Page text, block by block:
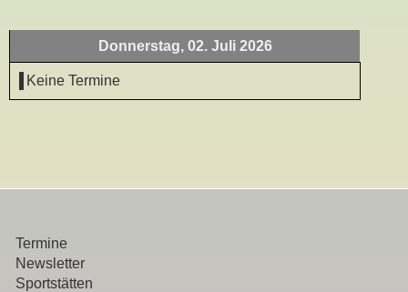
Donnerstag, 02. Juli 2026
Keine Termine
Termine
Newsletter
Sportstätten